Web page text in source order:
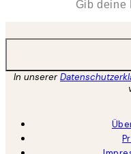
In unserer